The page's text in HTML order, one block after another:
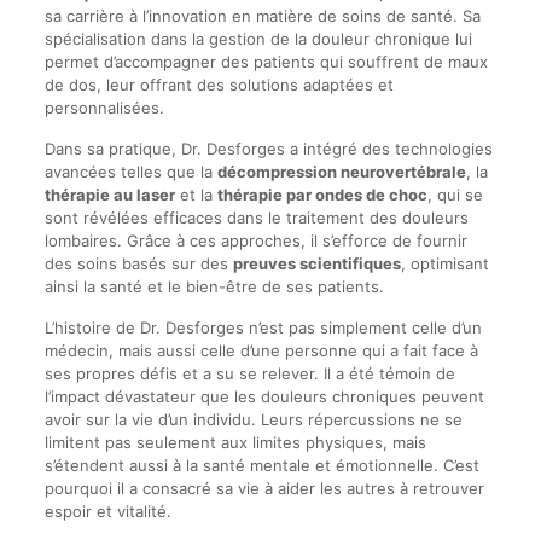
sa carrière à l’innovation en matière de soins de santé. Sa
spécialisation dans la gestion de la douleur chronique lui
permet d’accompagner des patients qui souffrent de maux
de dos, leur offrant des solutions adaptées et
personnalisées.
Dans sa pratique, Dr. Desforges a intégré des technologies
avancées telles que la décompression neurovertébrale, la
thérapie au laseret la thérapie par ondes de choc, qui se
sont révélées efficaces dans le traitement des douleurs
lombaires. Grâce à ces approches, il s’efforce de fournir
des soins basés sur des preuves scientifiques, optimisant
ainsi la santé et le bien-être de ses patients.
L’histoire de Dr. Desforges n’est pas simplement celle d’un
médecin, mais aussi celle d’une personne qui a fait face à
ses propres défis et a su se relever. Il a été témoin de
l’impact dévastateur que les douleurs chroniques peuvent
avoir sur la vie d’un individu. Leurs répercussions ne se
limitent pas seulement aux limites physiques, mais
s’étendent aussi à la santé mentale et émotionnelle. C’est
pourquoi il a consacré sa vie à aider les autres à retrouver
espoir et vitalité.